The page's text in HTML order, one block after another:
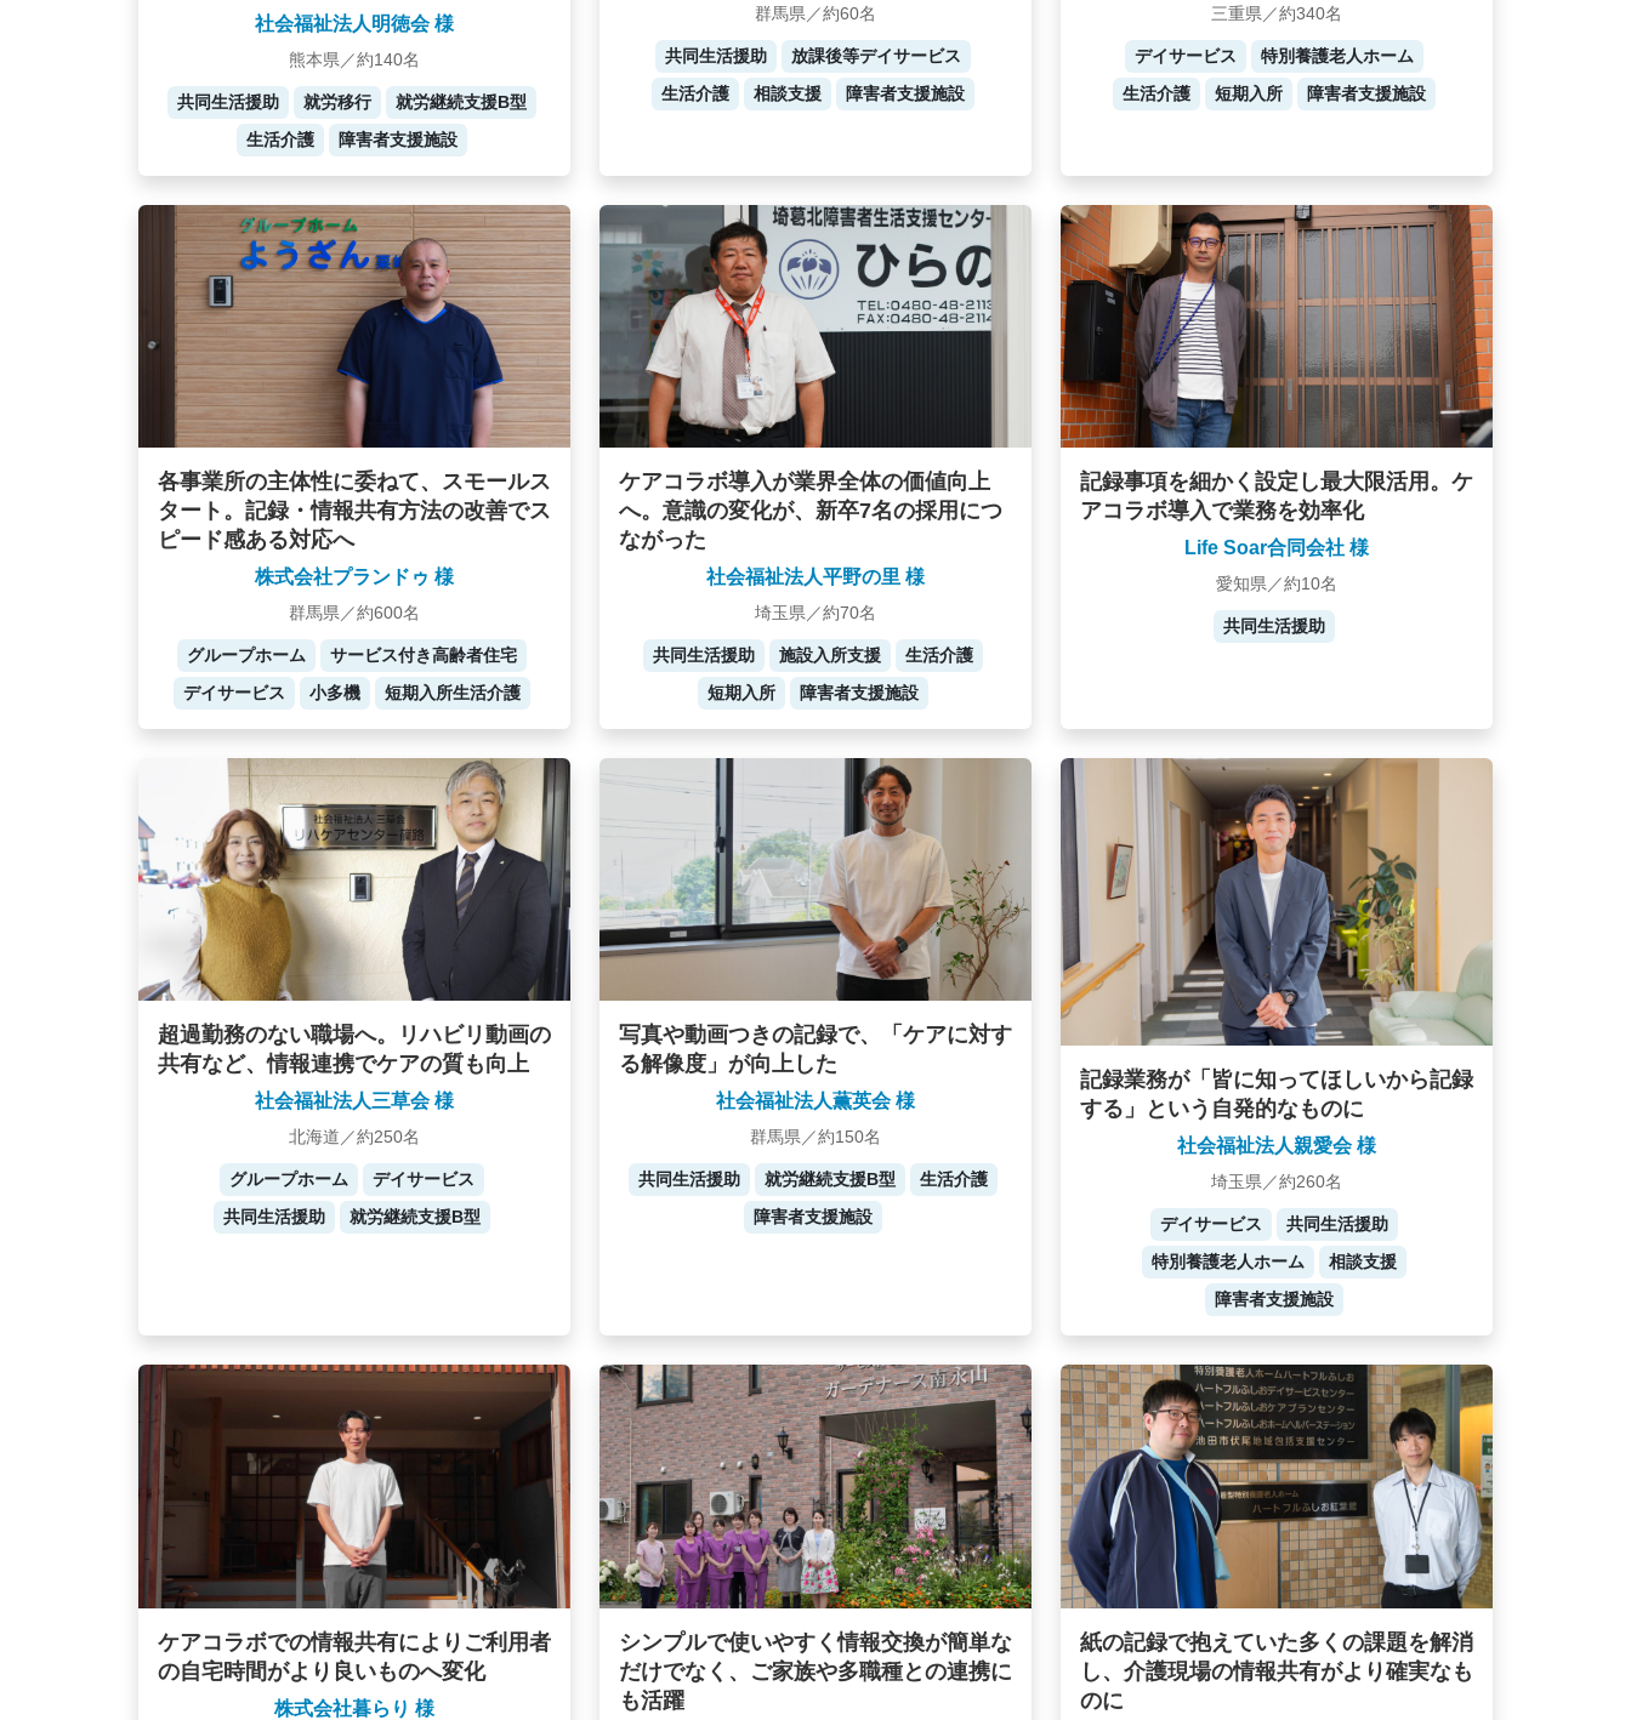
社会福祉法人明徳会 様
熊本県／約140名
共同生活援助 就労移行
就労継続支援B型
生活介護
障害者支援施設
群馬県／約60名
共同生活援助
放課後等デイサービス
生活介護
相談支援 障害者支援施設
三重県／約340名
デイサービス
特別養護老人ホーム
生活介護
短期入所 障害者支援施設
各事業所の主体性に委ねて、スモールス
タート。記録・情報共有方法の改善でス
ピード感ある対応へ
株式会社プランドゥ 様
群馬県／約600名
グループホーム
サービス付き高齢者住宅
デイサービス
小多機 短期入所生活介護
ケアコラボ導入が業界全体の価値向上
へ。意識の変化が、新卒7名の採用につ
ながった
社会福祉法人平野の里 様
埼玉県／約70名
共同生活援助 施設入所支援
生活介護
短期入所
障害者支援施設
記録事項を細かく設定し最大限活用。ケ
アコラボ導入で業務を効率化
Life Soar合同会社 様
愛知県／約10名
共同生活援助
超過勤務のない職場へ。リハビリ動画の
共有など、情報連携でケアの質も向上
社会福祉法人三草会 様
北海道／約250名
グループホーム
デイサービス
共同生活援助
就労継続支援B型
写真や動画つきの記録で、「ケアに対す
る解像度」が向上した
社会福祉法人薫英会 様
群馬県／約150名
共同生活援助 就労継続支援B型
生活介護
障害者支援施設
記録業務が「皆に知ってほしいから記録
する」という自発的なものに
社会福祉法人親愛会 様
埼玉県／約260名
デイサービス
共同生活援助
特別養護老人ホーム
相談支援
障害者支援施設
ケアコラボでの情報共有によりご利用者
の自宅時間がより良いものへ変化
株式会社暮らり 様
シンプルで使いやすく情報交換が簡単な
だけでなく、ご家族や多職種との連携に
も活躍
紙の記録で抱えていた多くの課題を解消
し、介護現場の情報共有がより確実なも
のに